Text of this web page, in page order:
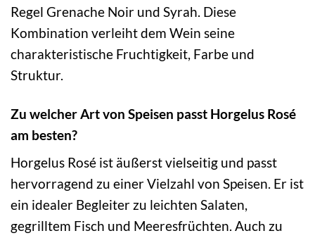
Regel Grenache Noir und Syrah. Diese
Kombination verleiht dem Wein seine
charakteristische Fruchtigkeit, Farbe und
Struktur.
Zu welcher Art von Speisen passt Horgelus Rosé
am besten?
Horgelus Rosé ist äußerst vielseitig und passt
hervorragend zu einer Vielzahl von Speisen. Er ist
ein idealer Begleiter zu leichten Salaten,
gegrilltem Fisch und Meeresfrüchten. Auch zu